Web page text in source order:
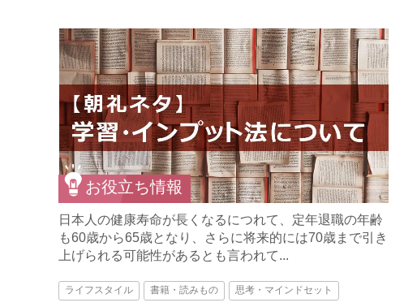
お役立ち情報
日本人の健康寿命が長くなるにつれて、定年退職の年齢
も60歳から65歳となり、さらに将来的には70歳まで引き
上げられる可能性があるとも言われて...
ライフスタイル 書籍・読みもの 思考・マインドセット